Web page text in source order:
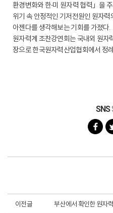
환경변화와 한-미 원자력 협력」을
위기 속 안정적인 기저전원인 원자
아젠다를 생각해보는 기회를 가졌다.
원자력계 조찬강연회는 국내외 원자
장으로 한국원자력산업협회에서 정
SNS
이전글